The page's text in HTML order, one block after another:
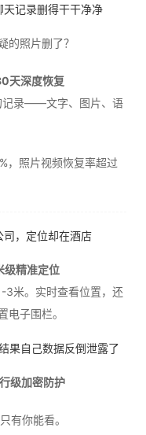
记录删得干干净净
的照片删了？
天深度恢复
记录——文字、图片、语
，照片视频恢复率超过
，定位却在酒店
级精准定位
3米。实时查看位置，还
电子围栏。
果自己数据反倒泄露了
级加密防护
有你能看。